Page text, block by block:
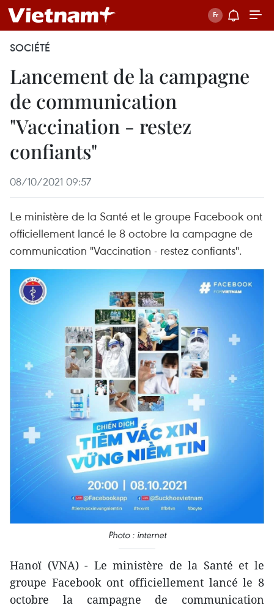
SOCIÉTÉ
Lancement de la campagne
de communication
"Vaccination - restez
confiants"
08/10/2021 09:57
Le ministère de la Santé et le groupe Facebook ont
officiellement lancé le 8 octobre la campagne de
communication "Vaccination - restez confiants". ​
Photo : internet
Hanoï (VNA) - Le ministère de la Santé et le
groupe Facebook ont officiellement lancé le 8
octobre la campagne de communication